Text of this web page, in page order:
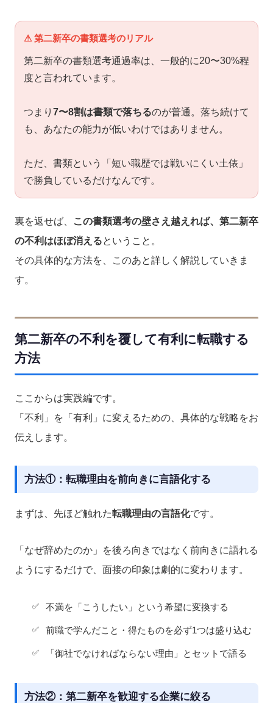
⚠ 第二新卒の書類選考のリアル
第二新卒の書類選考通過率は、一般的に20〜30%程
度と言われています。
つまり 7〜8割は書類で落ちるのが普通。落ち続けて
も、あなたの能力が低いわけではありません。
ただ、書類という「短い職歴では戦いにくい土俵」
で勝負しているだけなんです。
裏を返せば、
この書類選考の壁さえ越えれば、第二新卒
の不利はほぼ消えるということ。
その具体的な方法を、このあと詳しく解説していきま
す。
第二新卒の不利を覆して有利に転職する
方法
ここからは実践編です。
「不利」を「有利」に変えるための、具体的な戦略をお
伝えします。
方法①：転職理由を前向きに言語化する
まずは、先ほど触れた転職理由の言語化です。
「なぜ辞めたのか」を後ろ向きではなく前向きに語れる
ようにするだけで、面接の印象は劇的に変わります。
不満を「こうしたい」という希望に変換する
前職で学んだこと・得たものを必ず1つは盛り込む
「御社でなければならない理由」とセットで語る
方法②：第二新卒を歓迎する企業に絞る